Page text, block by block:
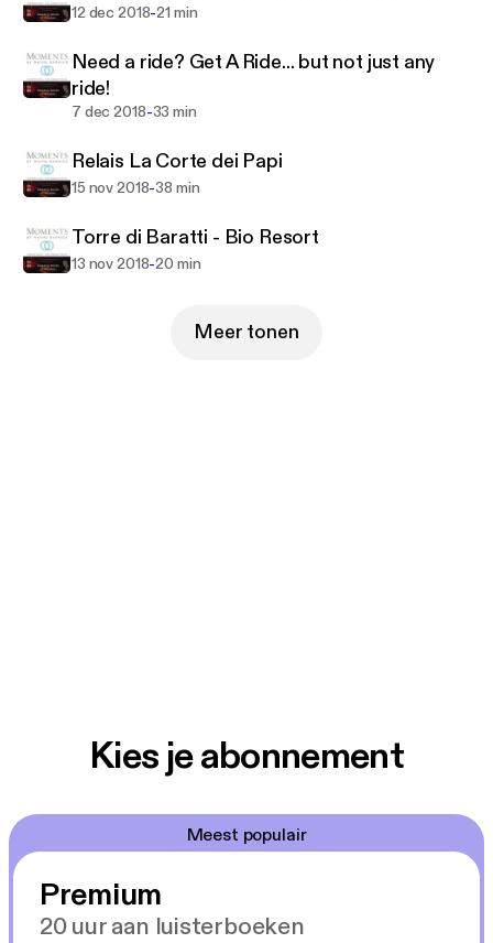
12 dec 2018-21 min
Need a ride? Get A Ride... but not just any
ride!
7 dec 2018-33 min
Relais La Corte dei Papi
15 nov 2018-38 min
Torre di Baratti - Bio Resort
13 nov 2018-20 min
Meer tonen
Kies je abonnement
Meest populair
Premium
20 uur aan luisterboeken